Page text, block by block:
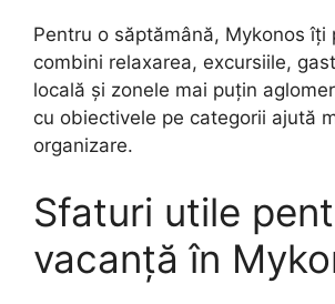
Pentru o săptămână, Mykonos îți
combini relaxarea, excursiile,
locală și zonele mai puțin
cu obiectivele pe categorii ajută
organizare.
Sfaturi utile
vacanță în